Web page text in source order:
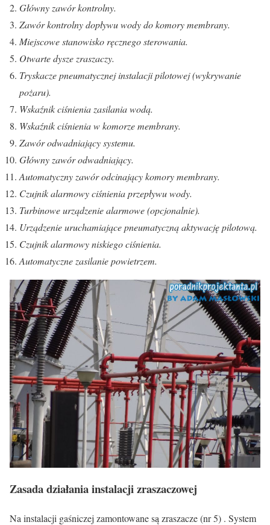
Główny zawór kontrolny.
Zawór kontrolny dopływu wody do komory membrany.
Miejscowe stanowisko ręcznego sterowania.
Otwarte dysze zraszaczy.
Tryskacze pneumatycznej instalacji pilotowej (wykrywanie
pożaru).
Wskaźnik ciśnienia zasilania wodą.
Wskaźnik ciśnienia w komorze membrany.
Zawór odwadniający systemu.
Główny zawór odwadniający.
Automatyczny zawór odcinający komory membrany.
Czujnik alarmowy ciśnienia przepływu wody.
Turbinowe urządzenie alarmowe (opcjonalnie).
Urządzenie uruchamiające pneumatyczną aktywację pilotową.
Czujnik alarmowy niskiego ciśnienia.
Automatyczne zasilanie powietrzem.
Zasada działania instalacji zraszaczowej
Na instalacji gaśniczej zamontowane są zraszacze (nr 5) . System